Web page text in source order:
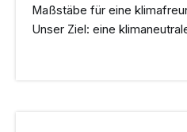
Maßstäbe für eine
Unser Ziel: eine